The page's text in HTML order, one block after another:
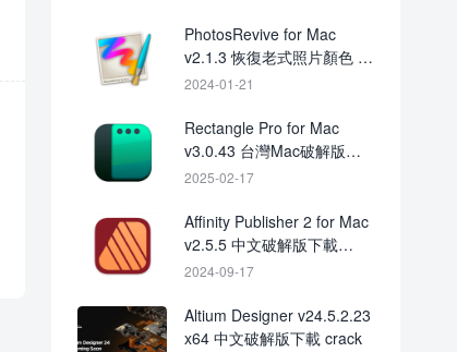
PhotosRevive for Mac
v2.1.3 恢復老式照片顏色 中
文破解版下載
2024-01-21
Rectangle Pro for Mac
v3.0.43 台灣Mac破解版下
載 Crack
2025-02-17
Affinity Publisher 2 for Mac
v2.5.5 中文破解版下載
crack
2024-09-17
Altium Designer v24.5.2.23
x64 中文破解版下載 crack